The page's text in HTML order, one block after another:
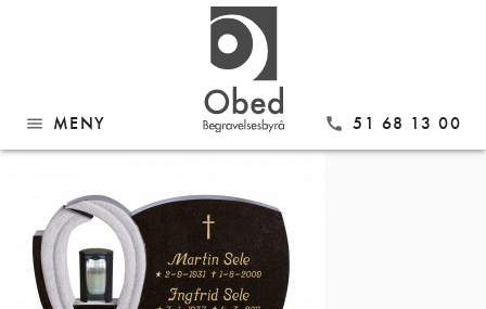
menu MENY call 51 68 13 00
Modell 612 Sort granitt